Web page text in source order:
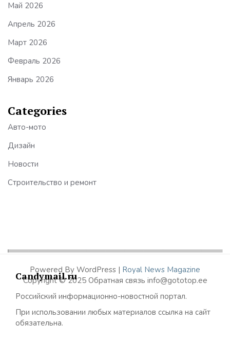
Май 2026
Апрель 2026
Март 2026
Февраль 2026
Январь 2026
Categories
Авто-мото
Дизайн
Новости
Строительство и ремонт
Candymail.ru
Российский информационно-новостной портал.
При использовании любых материалов ссылка на сайт
обязательна.
Powered By WordPress | Royal News Magazine
Copyright © 2025 Обратная связь info@gototop.ee